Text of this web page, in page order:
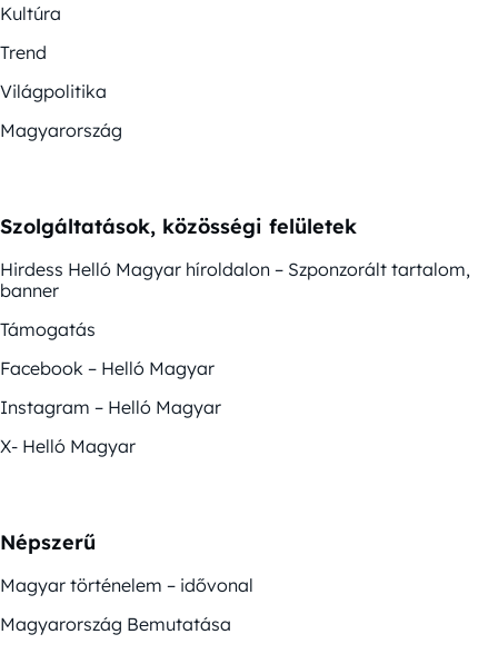
Kultúra
Trend
Világpolitika
Magyarország
Szolgáltatások, közösségi felületek
Hirdess Helló Magyar híroldalon – Szponzorált tartalom,
banner
Támogatás
Facebook – Helló Magyar
Instagram – Helló Magyar
X- Helló Magyar
Népszerű
Magyar történelem – idővonal
Magyarország Bemutatása